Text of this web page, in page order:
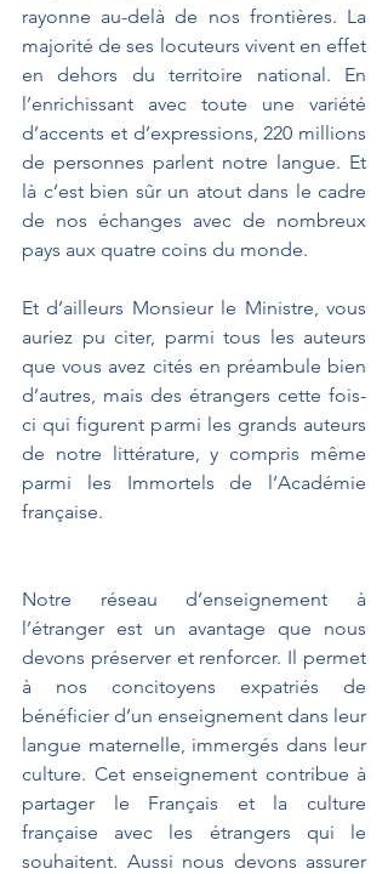
rayonne au-delà de nos frontières. La
majorité de ses locuteurs vivent en effet
en dehors du territoire national. En
l’enrichissant avec toute une variété
d’accents et d’expressions, 220 millions
de personnes parlent notre langue. Et
là c’est bien sûr un atout dans le cadre
de nos échanges avec de nombreux
pays aux quatre coins du monde.
Et d’ailleurs Monsieur le Ministre, vous
auriez pu citer, parmi tous les auteurs
que vous avez cités en préambule bien
d’autres, mais des étrangers cette fois-
ci qui figurent parmi les grands auteurs
de notre littérature, y compris même
parmi les Immortels de l’Académie
française.
Notre réseau d’enseignement à
l’étranger est un avantage que nous
devons préserver et renforcer. Il permet
à nos concitoyens expatriés de
bénéficier d’un enseignement dans leur
langue maternelle, immergés dans leur
culture. Cet enseignement contribue à
partager le Français et la culture
française avec les étrangers qui le
souhaitent. Aussi nous devons assurer